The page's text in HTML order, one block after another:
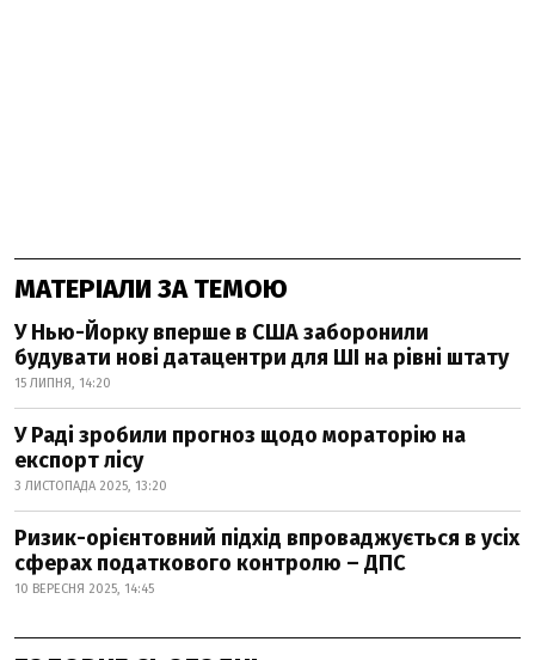
МАТЕРІАЛИ ЗА ТЕМОЮ
У Нью-Йорку вперше в США заборонили
будувати нові датацентри для ШІ на рівні штату
15 ЛИПНЯ, 14:20
У Раді зробили прогноз щодо мораторію на
експорт лісу
3 ЛИСТОПАДА 2025, 13:20
Ризик-орієнтовний підхід впроваджується в усіх
сферах податкового контролю – ДПС
10 ВЕРЕСНЯ 2025, 14:45